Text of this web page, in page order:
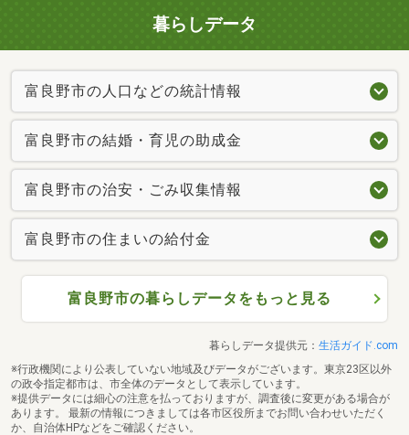
暮らしデータ
富良野市の人口などの統計情報
富良野市の結婚・育児の助成金
富良野市の治安・ごみ収集情報
富良野市の住まいの給付金
富良野市の暮らしデータをもっと見る
暮らしデータ提供元： 生活ガイド.com
※行政機関により公表していない地域及びデータがございます。東京23区以外
の政令指定都市は、市全体のデータとして表示しています。
※提供データには細心の注意を払っておりますが、調査後に変更がある場合が
あります。 最新の情報につきましては各市区役所までお問い合わせいただく
か、自治体HPなどをご確認ください。